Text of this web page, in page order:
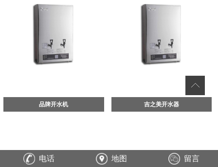
品牌开水机 吉之美开水器
电话 地图 留言